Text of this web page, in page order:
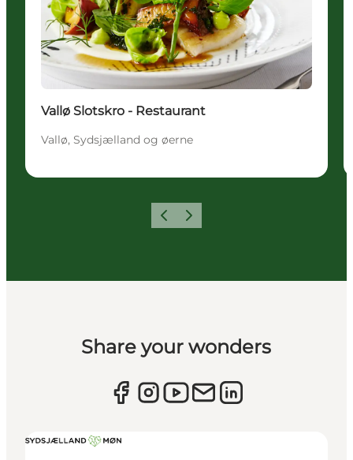
Vallø Slotskro - Restaurant
Vallø, Sydsjælland og øerne
ForrigeNæste
Share your wonders